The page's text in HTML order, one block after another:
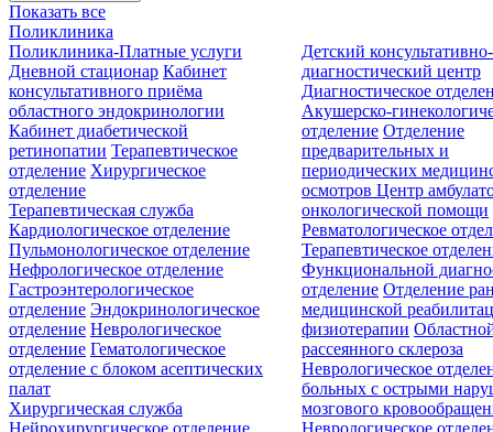
Показать все
Поликлиника
Поликлиника-Платные услуги
Дневной стационар Кабинет
консультативного приёма
областного эндокринологии
Кабинет диабетической
ретинопатии Терапевтическое
отделение Хирургическое
отделение
Детский консультативно-
диагностический центр
Диагностическое
Акушерско-
отделение Отделение
предварительных и
периодических
осмотровЦентр
онкологической помощи
Терапевтическая служба
Кардиологическое отделение
Пульмонологическое отделение
Нефрологическое отделение
Гастроэнтерологическое
отделение Эндокринологическое
отделение Неврологическое
отделение Гематологическое
отделение c блоком асептических
палат
Ревматологическое
Терапевтическое
Функциональной
отделение Отделение
медицинской
физиотерапии
рассеянного склероза
Неврологическое
больных с острыми
мозгового
Неврологическое
Хирургическая служба
Нейрохирургическое отделение